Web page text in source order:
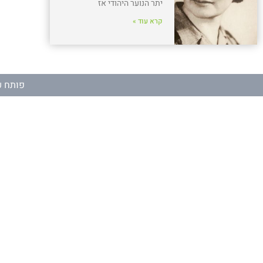
יתר הנוער היהודי אז
קרא עוד »
פותח